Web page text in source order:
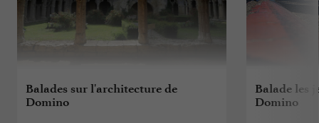
Balades sur l'architecture de
Domino
Balade les
Domino